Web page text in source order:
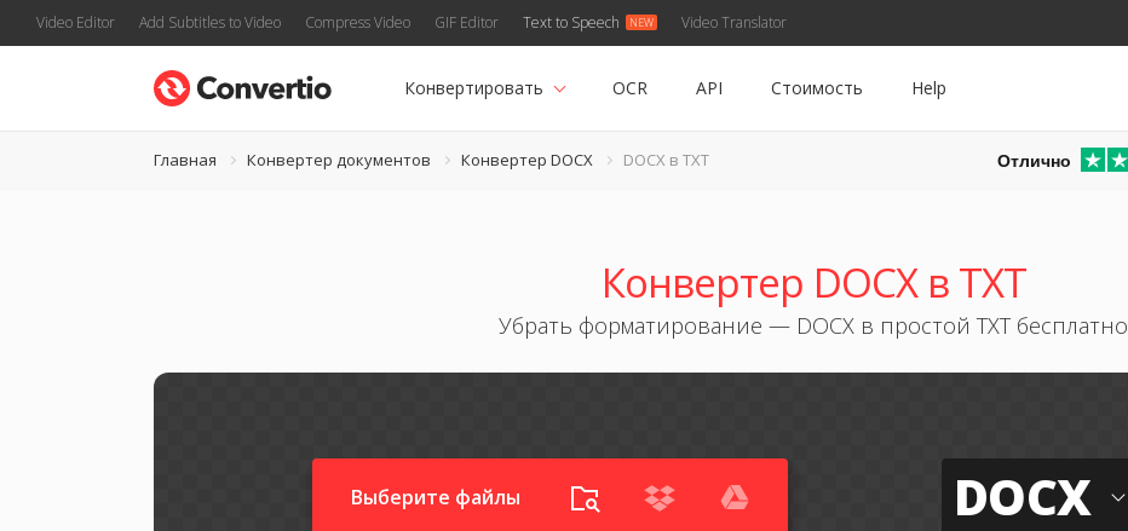
Video Editor Add Subtitles to Video Compress Video GIF Editor Text to Speech Video Translator
Конвертировать OCR API Стоимость Help
Главная Конвертер документов Конвертер DOCX DOCX в TXT Отлично
Конвертер DOCX в TXT
Убрать форматирование — DOCX в простой TXT бесплатно
Выберите файлы DOCX